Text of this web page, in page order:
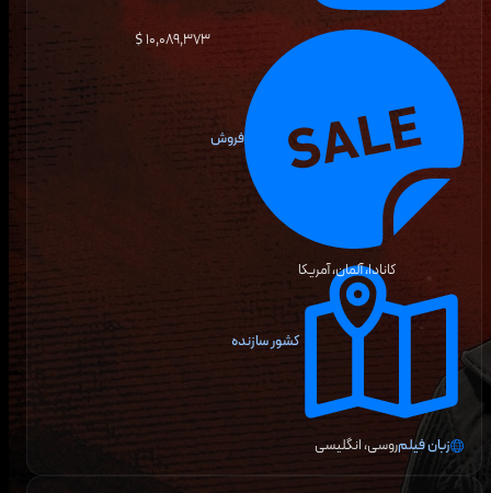
فروش
۱۰٬۰۸۹٬۳۷۳ $
کشور سازنده
کانادا، آلمان، آمریکا
زبان فیلمروسی، انگلیسی